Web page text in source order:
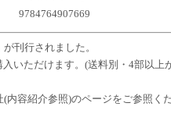
9784764907669
刊行されました。
いただけます。(送料別・4部以上
容紹介参照)のページをご参照くだ